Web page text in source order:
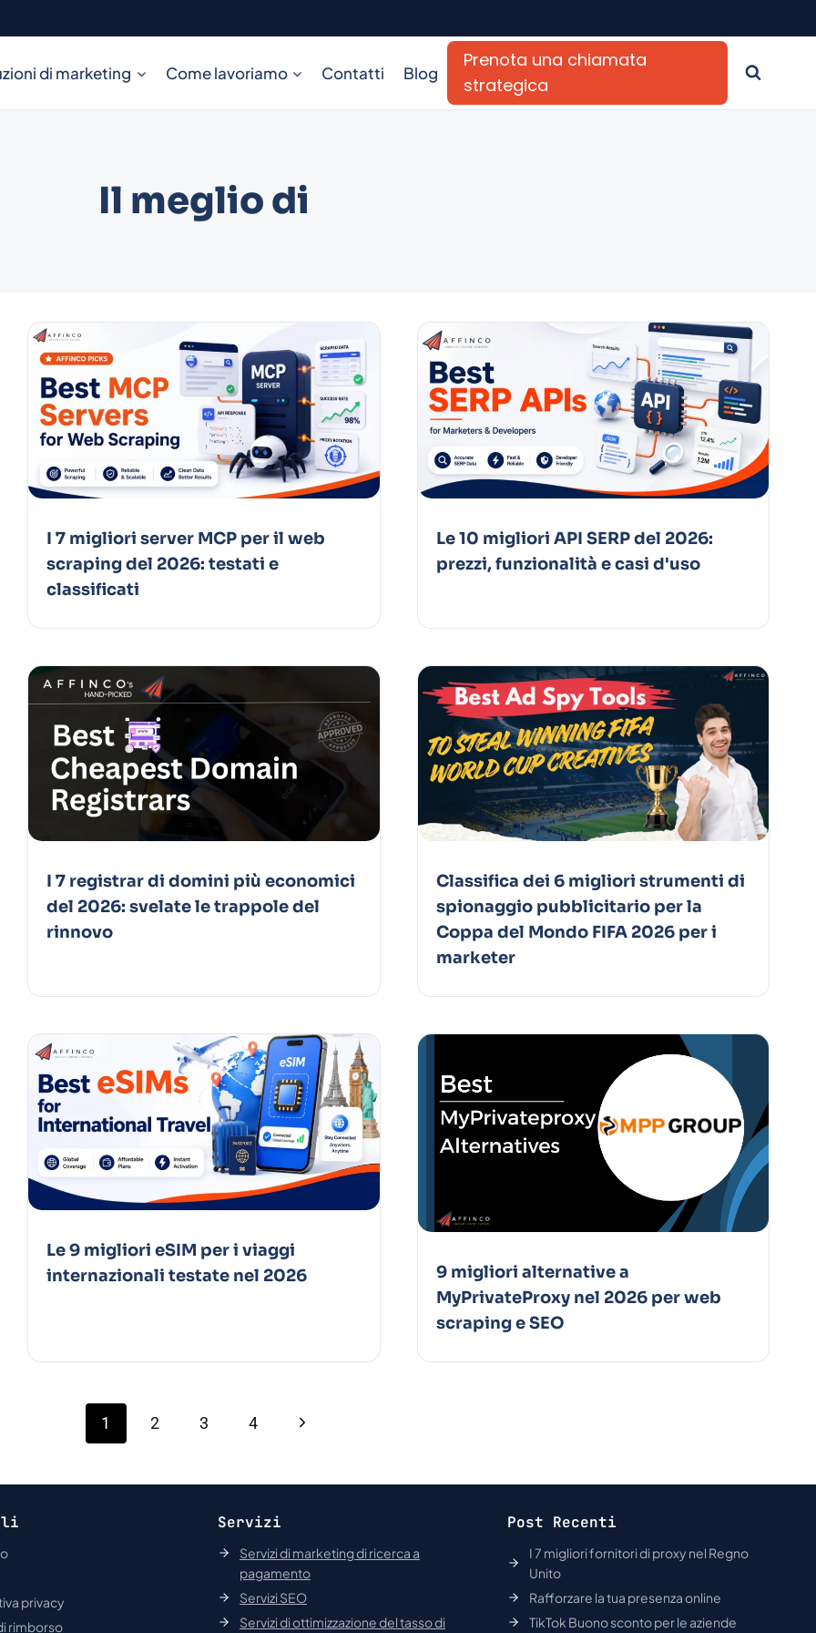
di marketing Come lavoriamo Contatti Blog
Prenota una chiamata
strategica
Il meglio di
I 7 migliori server MCP per il web
scraping del 2026: testati e
classificati
Le 10 migliori API SERP del 2026:
prezzi, funzionalità e casi d'uso
I 7 registrar di domini più economici
del 2026: svelate le trappole del
rinnovo
Classifica dei 6 migliori strumenti di
spionaggio pubblicitario per la
Coppa del Mondo FIFA 2026 per i
marketer
Le 9 migliori eSIM per i viaggi
internazionali testate nel 2026
9 migliori alternative a
MyPrivateProxy nel 2026 per web
scraping e SEO
1 2 3 4
Pagina
privacy
rimborso
Servizi
Servizi di marketing di ricerca a
pagamento
Servizi SEO
Servizi di ottimizzazione del tasso di
Post Recenti
I 7 migliori fornitori di proxy nel Regno
Unito
Rafforzare la tua presenza online
TikTok Buono sconto per le aziende